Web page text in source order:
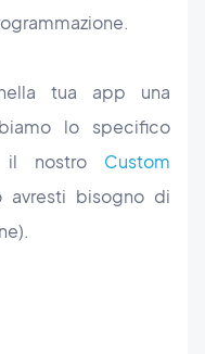
tua app una
lo specifico
il nostro Custom
bisogno di